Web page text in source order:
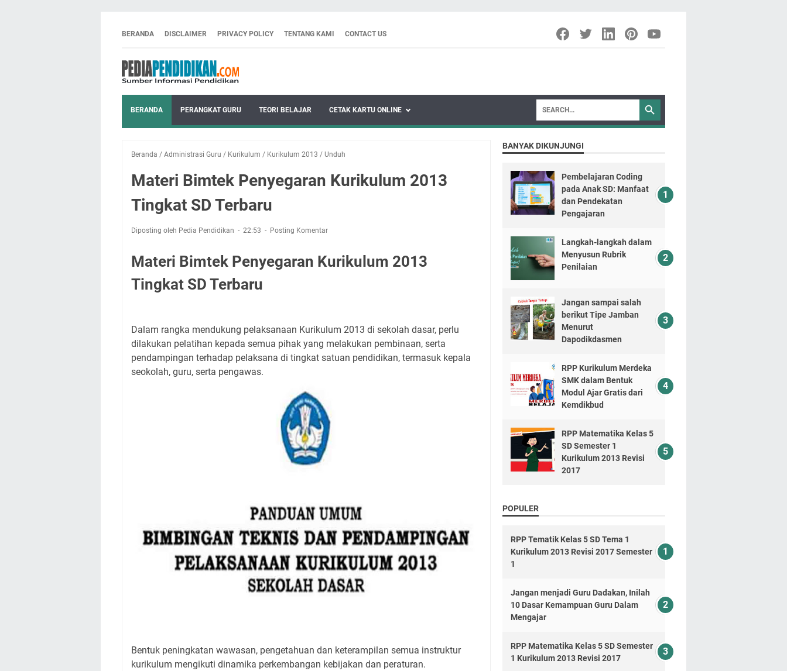
BERANDA DISCLAIMER PRIVACY POLICY TENTANG KAMI CONTACT US
BERANDA PERANGKAT GURU TEORI BELAJAR CETAK KARTU ONLINE
Beranda / Administrasi Guru / Kurikulum / Kurikulum 2013 / Unduh
Materi Bimtek Penyegaran Kurikulum 2013
Tingkat SD Terbaru
Diposting oleh Pedia Pendidikan 22:53 Posting Komentar
Materi Bimtek Penyegaran Kurikulum 2013
Tingkat SD Terbaru
Dalam rangka mendukung pelaksanaan Kurikulum 2013 di sekolah dasar, perlu
dilakukan pelatihan kepada semua pihak yang melakukan pembinaan, serta
pendampingan terhadap pelaksana di tingkat satuan pendidikan, termasuk kepala
seokolah, guru, serta pengawas.
Bentuk peningkatan wawasan, pengetahuan dan keterampilan semua instruktur
kurikulum mengikuti dinamika perkembangan kebijakan dan peraturan.
BANYAK DIKUNJUNGI
Pembelajaran Coding
pada Anak SD: Manfaat
dan Pendekatan
Pengajaran
Langkah-langkah dalam
Menyusun Rubrik
Penilaian
Jangan sampai salah
berikut Tipe Jamban
Menurut
Dapodikdasmen
RPP Kurikulum Merdeka
SMK dalam Bentuk
Modul Ajar Gratis dari
Kemdikbud
RPP Matematika Kelas 5
SD Semester 1
Kurikulum 2013 Revisi
2017
POPULER
RPP Tematik Kelas 5 SD Tema 1
Kurikulum 2013 Revisi 2017 Semester
1
Jangan menjadi Guru Dadakan, Inilah
10 Dasar Kemampuan Guru Dalam
Mengajar
RPP Matematika Kelas 5 SD Semester
1 Kurikulum 2013 Revisi 2017